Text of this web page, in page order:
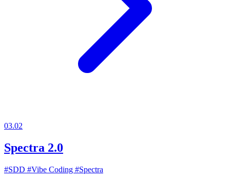
03.02
Spectra 2.0
#SDD #Vibe Coding #Spectra